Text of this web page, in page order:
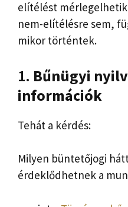
elítélést
nem-elítélésre sem,
mikor történtek.
1. Bűnügyi
információk
Tehát a kérdés:
Milyen büntetőjogi
érdeklődhetnek a